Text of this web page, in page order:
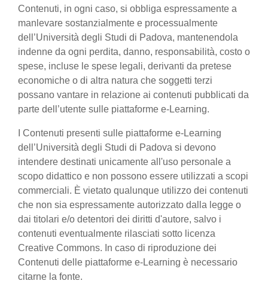
Contenuti, in ogni caso, si obbliga espressamente a
manlevare sostanzialmente e processualmente
dell’Università degli Studi di Padova, mantenendola
indenne da ogni perdita, danno, responsabilità, costo o
spese, incluse le spese legali, derivanti da pretese
economiche o di altra natura che soggetti terzi
possano vantare in relazione ai contenuti pubblicati da
parte dell’utente sulle piattaforme e-Learning.
I Contenuti presenti sulle piattaforme e-Learning
dell’Università degli Studi di Padova si devono
intendere destinati unicamente all'uso personale a
scopo didattico e non possono essere utilizzati a scopi
commerciali. È vietato qualunque utilizzo dei contenuti
che non sia espressamente autorizzato dalla legge o
dai titolari e/o detentori dei diritti d'autore, salvo i
contenuti eventualmente rilasciati sotto licenza
Creative Commons. In caso di riproduzione dei
Contenuti delle piattaforme e-Learning è necessario
citarne la fonte.